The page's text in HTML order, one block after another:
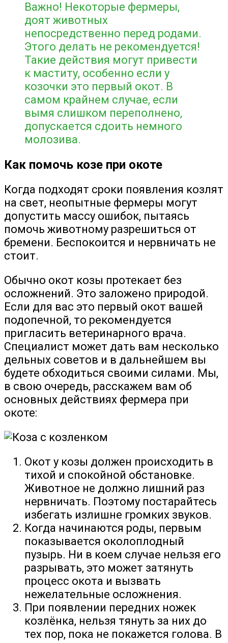
Важно! Некоторые фермеры,
доят животных
непосредственно перед родами.
Этого делать не рекомендуется!
Такие действия могут привести
к маститу, особенно если у
козочки это первый окот. В
самом крайнем случае, если
вымя слишком переполнено,
допускается сдоить немного
молозива.
Как помочь козе при окоте
Когда подходят сроки появления козлят
на свет, неопытные фермеры могут
допустить массу ошибок, пытаясь
помочь животному разрешиться от
бремени. Беспокоится и нервничать не
стоит.
Обычно окот козы протекает без
осложнений. Это заложено природой.
Если для вас это первый окот вашей
подопечной, то рекомендуется
пригласить ветеринарного врача.
Специалист может дать вам несколько
дельных советов и в дальнейшем вы
будете обходиться своими силами. Мы,
в свою очередь, расскажем вам об
основных действиях фермера при
окоте:
Окот у козы должен происходить в
тихой и спокойной обстановке.
Животное не должно лишний раз
нервничать. Поэтому постарайтесь
избегать излишне громких звуков.
Когда начинаются роды, первым
показывается околоплодный
пузырь. Ни в коем случае нельзя его
разрывать, это может затянуть
процесс окота и вызвать
нежелательные осложнения.
При появлении передних ножек
козлёнка, нельзя тянуть за них до
тех пор, пока не покажется голова. В